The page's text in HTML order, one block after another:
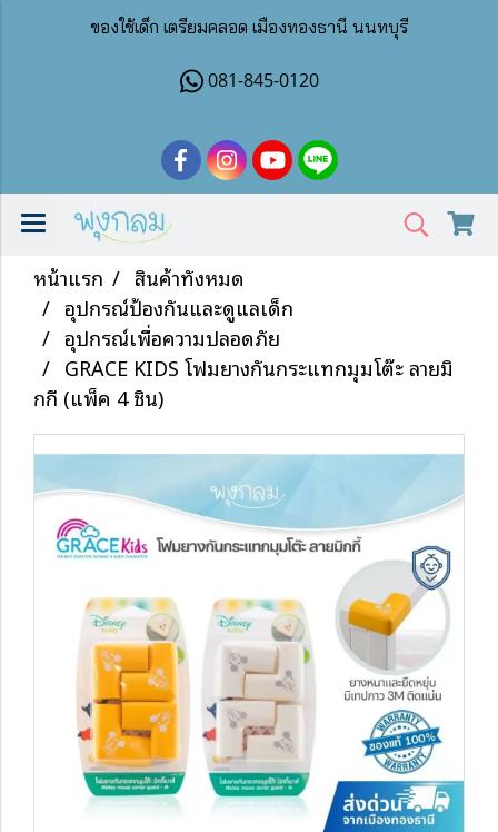
ของใช้เด็ก เตรียมคลอด เมืองทองธานี นนทบุรี
081-845-0120
หน้าแรก
สินค้าทั้งหมด
อุปกรณ์ป้องกันและดูแลเด็ก
อุปกรณ์เพื่อความปลอดภัย
GRACE KIDS โฟมยางกันกระแทกมุมโต๊ะ ลายมิ
กกี้ (แพ็ค 4 ชิ้น)